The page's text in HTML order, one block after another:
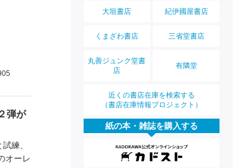
弾が
練、
オーレ
大垣書店 紀伊國屋書店
くまざわ書店 三省堂書店
丸善ジュンク堂書
店
有隣堂
近くの書店在庫を検索する
（書店在庫情報プロジェクト）
紙の本・雑誌を購入する